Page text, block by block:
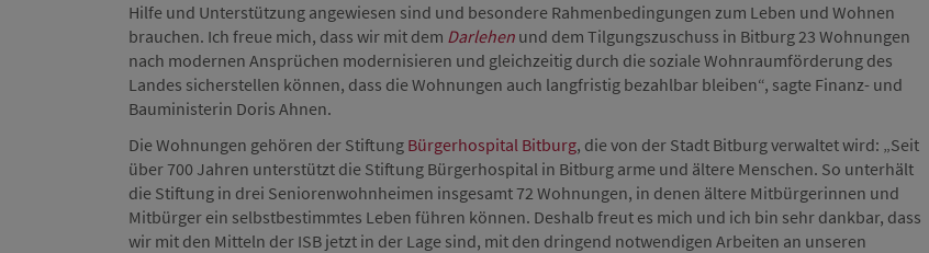
Hilfe und Unterstützung angewiesen sind und besondere Rahmenbedingungen zum Leben und Wohnen
brauchen. Ich freue mich, dass wir mit dem Darlehen und dem Tilgungszuschuss in Bitburg 23 Wohnungen
nach modernen Ansprüchen modernisieren und gleichzeitig durch die soziale Wohnraumförderung des
Landes sicherstellen können, dass die Wohnungen auch langfristig bezahlbar bleiben“, sagte Finanz- und
Bauministerin Doris Ahnen.
Die Wohnungen gehören der Stiftung Bürgerhospital Bitburg, die von der Stadt Bitburg verwaltet wird: „Seit
über 700 Jahren unterstützt die Stiftung Bürgerhospital in Bitburg arme und ältere Menschen. So unterhält
die Stiftung in drei Seniorenwohnheimen insgesamt 72 Wohnungen, in denen ältere Mitbürgerinnen und
Mitbürger ein selbstbestimmtes Leben führen können. Deshalb freut es mich und ich bin sehr dankbar, dass
wir mit den Mitteln der ISB jetzt in der Lage sind, mit den dringend notwendigen Arbeiten an unseren